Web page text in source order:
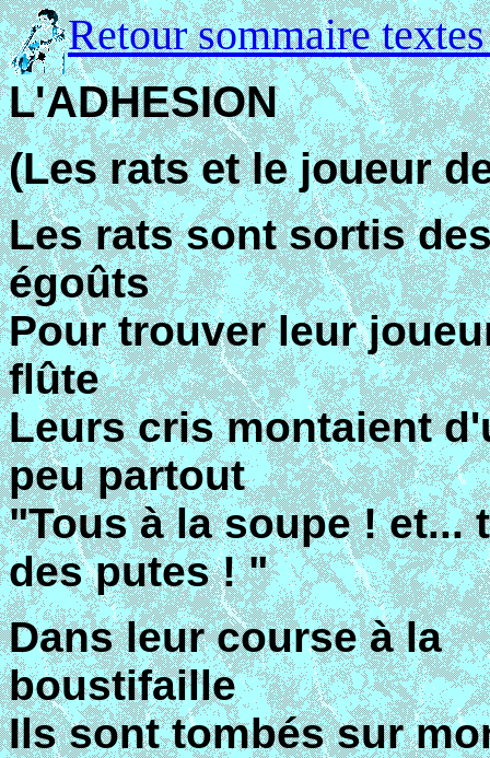
Retour sommaire
L'ADHESION
(Les rats et le joueur
Les rats sont sortis
égoûts
Pour trouver leur
flûte
Leurs cris montaient
peu partout
"Tous à la soupe ! et...
des putes ! "
Dans leur course à la
boustifaille
Ils sont tombés sur